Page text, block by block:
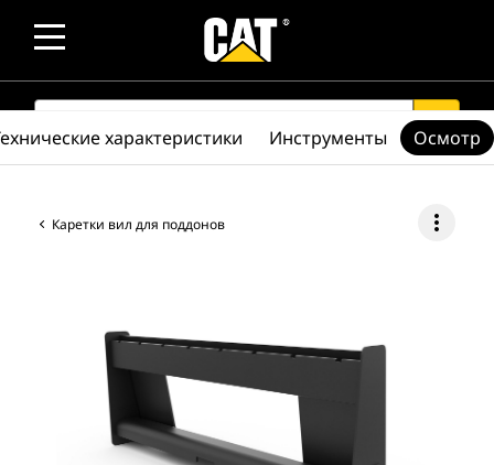
SEARCH search
Каретки вил для поддонов more_vert
характеристики Инструменты Осмотр